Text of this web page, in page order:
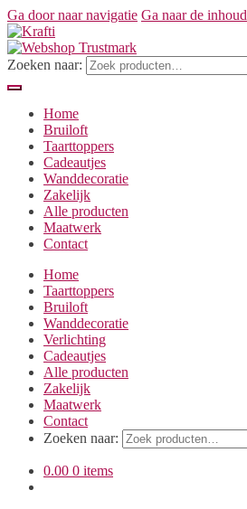
Ga door naar navigatie Ga naar de inhoud
Zoeken naar:
Home
Bruiloft
Taarttoppers
Cadeautjes
Wanddecoratie
Zakelijk
Alle producten
Maatwerk
Contact
Home
Taarttoppers
Bruiloft
Wanddecoratie
Verlichting
Cadeautjes
Alle producten
Zakelijk
Maatwerk
Contact
Zoeken naar:
0.00 0 items